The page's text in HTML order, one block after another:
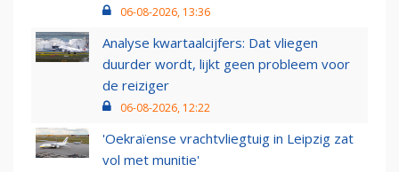
06-08-2026, 13:36
Analyse kwartaalcijfers: Dat vliegen
duurder wordt, lijkt geen probleem voor
de reiziger
06-08-2026, 12:22
'Oekraïense vrachtvliegtuig in Leipzig zat
vol met munitie'